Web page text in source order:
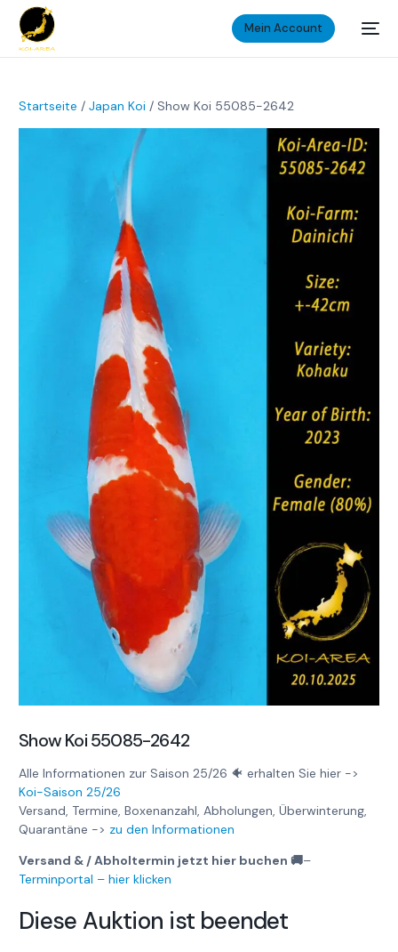
Mein Account
Startseite /Japan Koi / Show Koi 55085-2642
Show Koi 55085-2642
Alle Informationen zur Saison 25/26 🐠 erhalten Sie hier ->
Koi-Saison 25/26
Versand, Termine, Boxenanzahl, Abholungen, Überwinterung,
Quarantäne -> zu den Informationen
Versand & / Abholtermin jetzt hier buchen 🚚–
Terminportal – hier klicken
Diese Auktion ist beendet